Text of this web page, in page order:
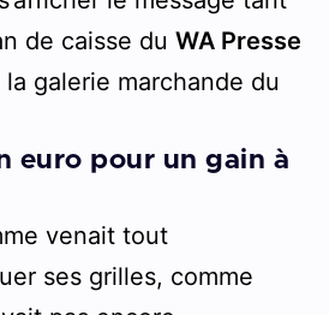
de caisse du WA Presse
galerie marchande du
euro pour un gain à
venait tout
ses grilles, comme